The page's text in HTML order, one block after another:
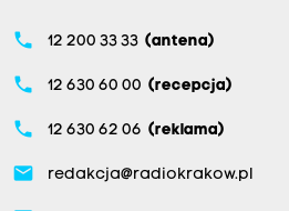
phone 12 200 33 33 (antena)
phone 12 630 60 00 (recepcja)
phone 12 630 62 06 (reklama)
email redakcja@radiokrakow.pl